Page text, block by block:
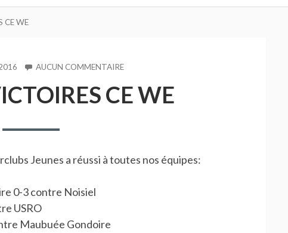
CE WE
AUCUN COMMENTAIRESUR
DES
VICTOIRES
CE WE
Jeunes a réussi à toutes nos équipes:
0-3 contre Noisiel
USRO
Maubuée Gondoire